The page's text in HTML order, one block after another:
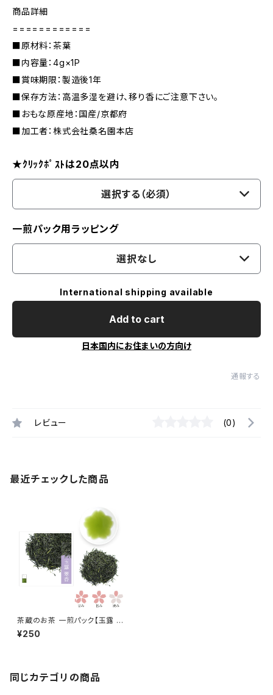
商品詳細
============
■原材料：茶葉
■内容量：4g×1P
■賞味期限：製造後1年
■保存方法：高温多湿を避け、移り香にご注意下さい。
■おもな原産地：国産/京都府
■加工者：株式会社桑名園本店
★ｸﾘｯｸﾎﾟｽﾄは20点以内
選択する（必須）
一煎パック用ラッピング
選択なし
International shipping available
Add to cart
日本国内にお住まいの方向け
通報する
レビュー (0)
最近チェックした商品
茶蔵のお茶 一煎パック【玉露 翠
香(すいこう)】
¥250
同じカテゴリの商品